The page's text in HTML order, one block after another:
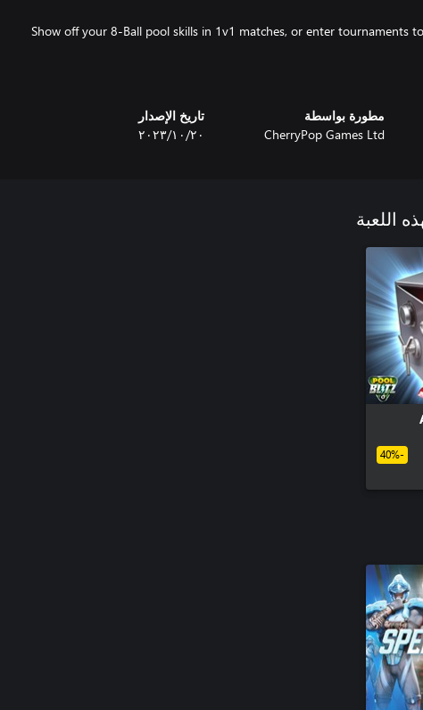
Show off your 8-Ball pool skills in 1v1 matches, or enter tournaments
Download the hottest new pool game for free
مطورة بواسطة
CherryPop Games Ltd
تاريخ الإصدار
٢٠‏/١٠‏/٢٠٢٣
اللعبة
-40%